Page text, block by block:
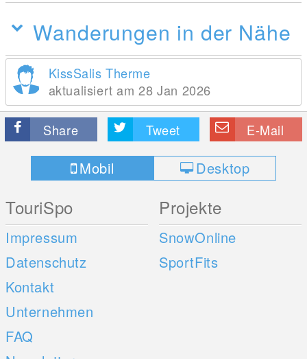
Wanderungen in der Nähe
KissSalis Therme
aktualisiert am 28 Jan 2026
Share Tweet E-Mail
Mobil Desktop
TouriSpo
Impressum
Datenschutz
Kontakt
Unternehmen
FAQ
Projekte
SnowOnline
SportFits